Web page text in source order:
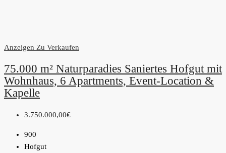
Anzeigen Zu Verkaufen
75.000 m² Naturparadies Saniertes Hofgut mit
Wohnhaus, 6 Apartments, Event-Location &
Kapelle
3.750.000,00€
900
Hofgut